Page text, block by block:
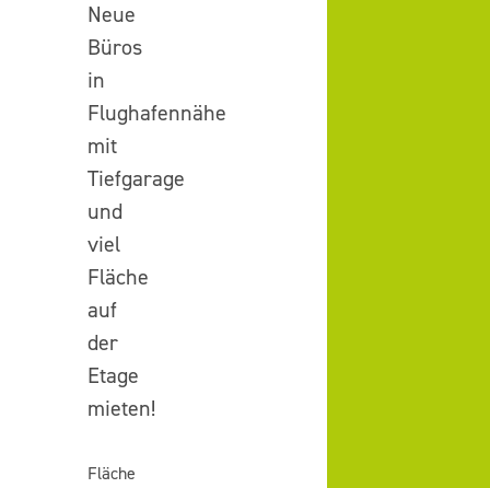
Neue
Büros
in
Flughafennähe
mit
Tiefgarage
und
viel
Fläche
auf
der
Etage
mieten!
Fläche